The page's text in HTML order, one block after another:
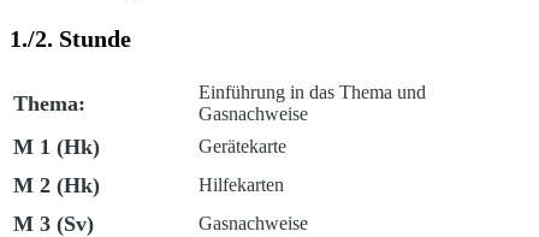
1./2. Stunde
Thema:
Einführung in das Thema und
Gasnachweise
M 1 (Hk) Gerätekarte
M 2 (Hk) Hilfekarten
M 3 (Sv) Gasnachweise